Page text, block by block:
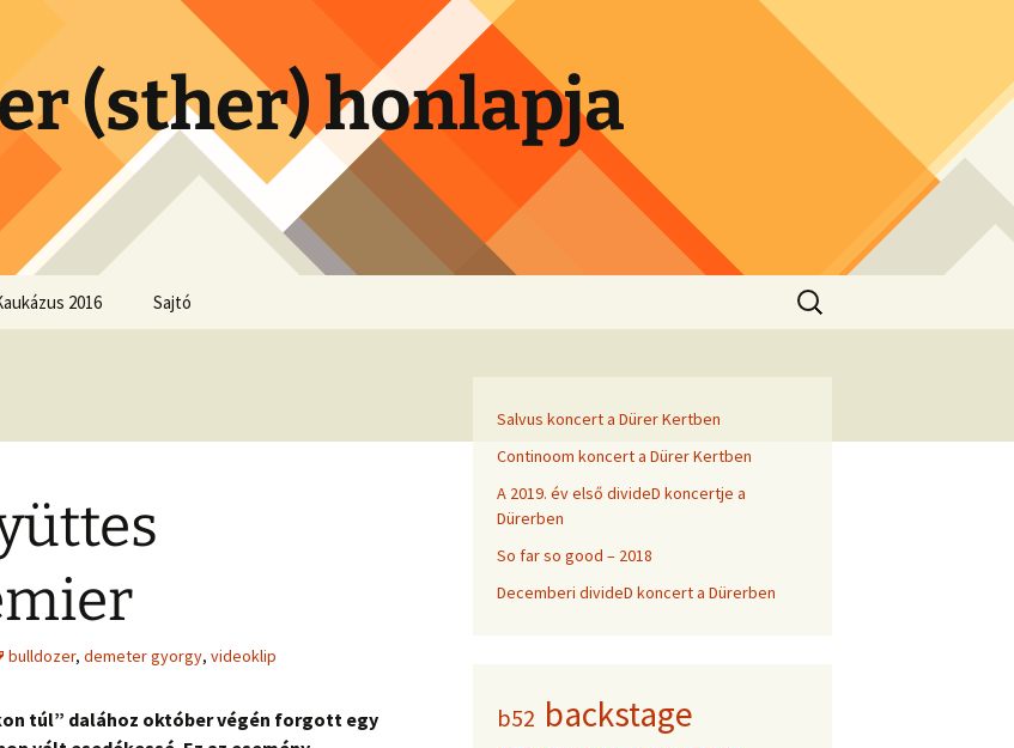
(sther) honlapja
2016 Sajtó
Search
for:
bulldozer, demeter gyorgy, videoklip
túl” dalához október végén forgott egy
Salvus koncert a Dürer Kertben
Continoom koncert a Dürer Kertben
A 2019. év első divideD koncertje a
Dürerben
So far so good – 2018
Decemberi divideD koncert a Dürerben
b52 backstage